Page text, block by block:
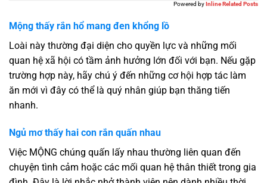
Powered by Inline Related Posts
Mộng thấy rắn hổ mang đen khổng lồ
Loài này thường đại diện cho quyền lực và những mối
quan hệ xã hội có tầm ảnh hưởng lớn đối với bạn. Nếu gặp
trường hợp này, hãy chú ý đến những cơ hội hợp tác làm
ăn mới vì đây có thể là quý nhân giúp bạn thăng tiến
nhanh.
Ngủ mơ thấy hai con rắn quấn nhau
Việc MỘNG chúng quấn lấy nhau thường liên quan đến
chuyện tình cảm hoặc các mối quan hệ thân thiết trong gia